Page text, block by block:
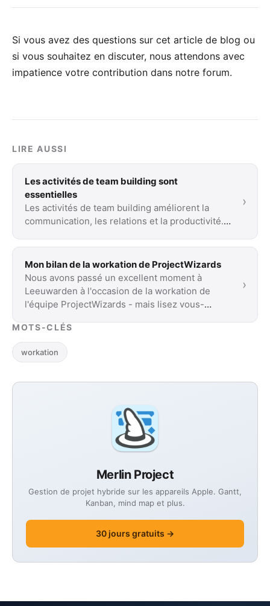
Merlin Project
Gestion de projet hybride sur les appareils Apple. Gantt,
Kanban, mind map et plus.
30 jours gratuits →
Si vous avez des questions sur cet article de blog ou
si vous souhaitez en discuter, nous attendons avec
impatience votre contribution dans notre forum.
LIRE AUSSI
Les activités de team building sont
essentielles
Les activités de team building améliorent la
communication, les relations et la productivité.
›
Mon bilan de la workation de ProjectWizards
Nous avons passé un excellent moment à
Leeuwarden à l'occasion de la workation de
l'équipe ProjectWizards - mais lisez vous-
›
MOTS-CLÉS
workation